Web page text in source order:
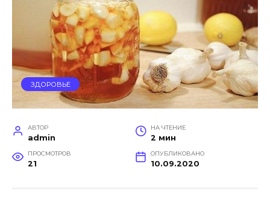
ЗДОРОВЬЕ
АВТОР
admin
НА ЧТЕНИЕ
2 мин
ПРОСМОТРОВ
21
ОПУБЛИКОВАНО
10.09.2020